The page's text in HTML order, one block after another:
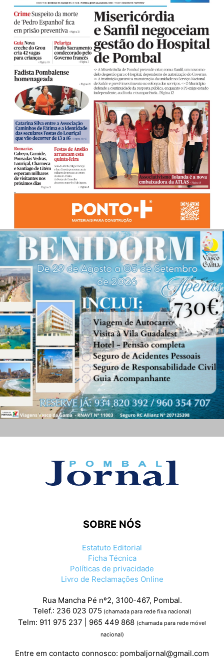
SOBRE NÓS
Estatuto Editorial
Ficha Técnica
Políticas de privacidade
Livro de Reclamações Online
Rua Mancha Pé nº2, 3100-467, Pombal.
Telef.: 236 023 075 (chamada para rede fixa nacional)
Telm: 911 975 237 | 965 449 868 (chamada para rede móvel
nacional)
Entre em contacto connosco: pombaljornal@gmail.com